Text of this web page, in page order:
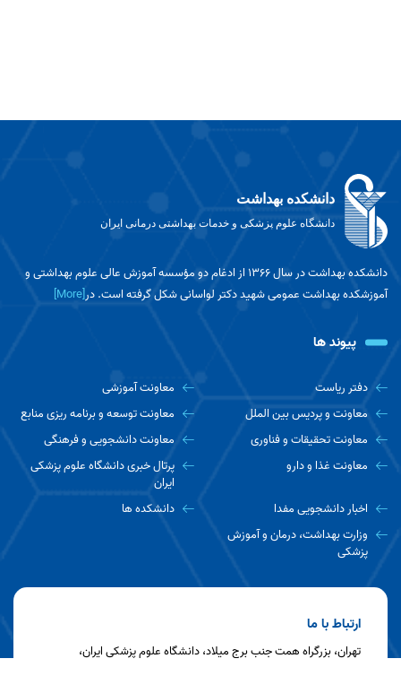
دانشکده بهداشت
دانشگاه علوم پزشکی و خدمات بهداشتی درمانی ایران
دانشکده بهداشت در سال ۱۳۶۶ از ادغام دو مؤسسه آموزش عالی علوم بهداشتی و
آموزشکده بهداشت عمومی شهید دکتر لواسانی شکل گرفته است. در[More]
پیوند ها
دفتر ریاست
معاونت آموزشی
معاونت و پردیس بین الملل
معاونت توسعه و برنامه ریزی منابع
معاونت تحقیقات و فناوری
معاونت دانشجویی و فرهنگی
معاونت غذا و دارو
پرتال خبری دانشگاه علوم پزشکی
ایران
اخبار دانشجویی مفدا
دانشکده ها
وزارت بهداشت، درمان و آموزش
پزشکی
ارتباط با ما
تهران، بزرگراه همت جنب برج میلاد، دانشگاه علوم پزشکی ایران،